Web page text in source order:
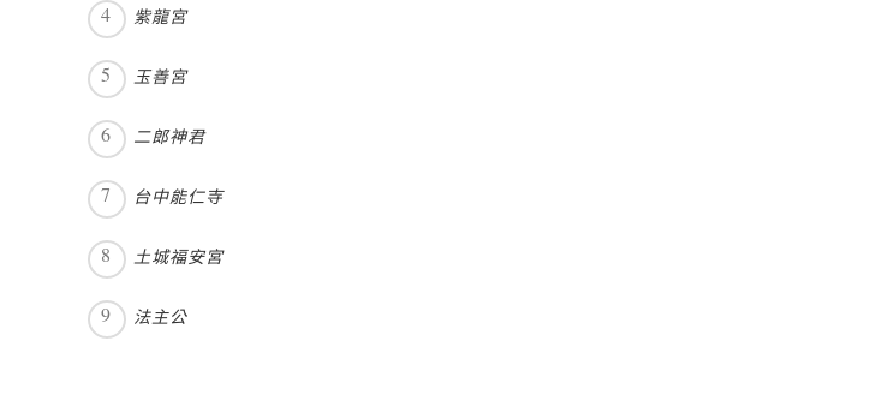
紫龍宮
玉善宮
二郎神君
台中能仁寺
土城福安宮
法主公